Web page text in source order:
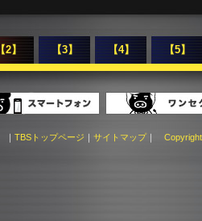
【2】 【3】 【4】 【5】
｜ TBSトップページ ｜ サイトマップ｜ Copyright